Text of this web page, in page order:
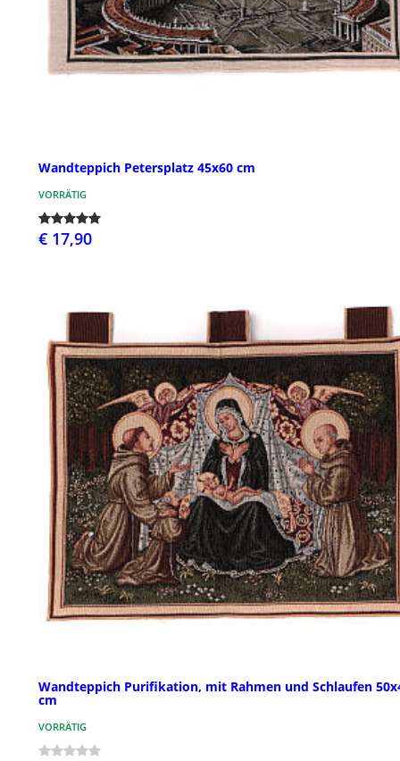
Wandteppich Petersplatz 45x60 cm
VORRÄTIG
€ 17,90
Wandteppich Purifikation, mit Rahmen und Schlaufen
cm
VORRÄTIG